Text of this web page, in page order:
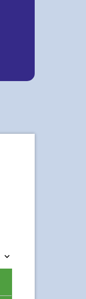
keyboard_arrow_down